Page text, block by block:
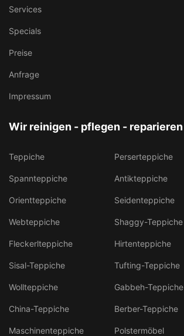
Services
Specials
Preise
Anfrage
Impressum
Wir reinigen - pflegen - reparieren
Teppiche Perserteppiche
Spannteppiche Antikteppiche
Orientteppiche Seidenteppiche
Webteppiche Shaggy-Teppiche
Fleckerlteppiche Hirtenteppiche
Sisal-Teppiche Tufting-Teppiche
Wollteppiche Gabbeh-Teppiche
China-Teppiche Berber-Teppiche
Maschinenteppiche Polstermöbel